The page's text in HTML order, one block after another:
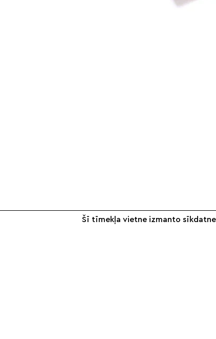
Šī tīmekļa vietne izmanto